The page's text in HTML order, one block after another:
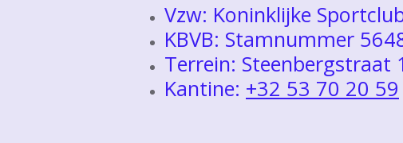
Vzw: Koninklijke
KBVB: Stamnummer
Terrein: Steenbergstraat
Kantine: +32 53 70 20 59